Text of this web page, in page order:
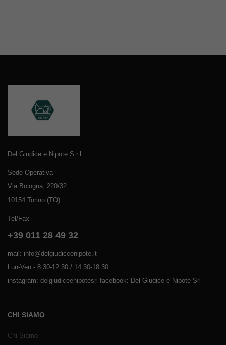
Del Giudice e Nipote S.r.l.
Sede Operativa
Via Bologna, 220/32
10154 Torino (TO)
Tel/Fax
+39 011 28 49 32
mail: info@delgiudiceenipote.it
Lun-Ven - 8:30-12:30 / 14:30-18:30
instagram: delgiudiceenipotesrl facebook: Del Giudice e Nipote Srl
CHI SIAMO
Chi Siamo